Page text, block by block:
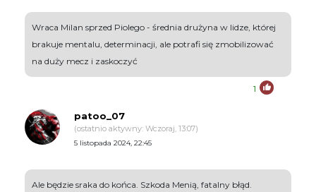
Wraca Milan sprzed Piolego - średnia drużyna w lidze, której
brakuje mentalu, determinacji, ale potrafi się zmobilizować
na duży mecz i zaskoczyć
1
patoo_07
(ostatnio aktywny: Wczoraj, 13:07)
5 listopada 2024, 22:45
Ale będzie sraka do końca. Szkoda Menią, fatalny błąd.